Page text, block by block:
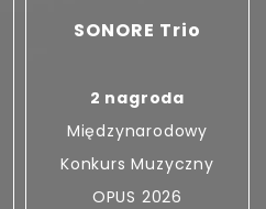
SONORE Trio
2 nagroda
Międzynarodowy
Konkurs Muzyczny
OPUS 2026